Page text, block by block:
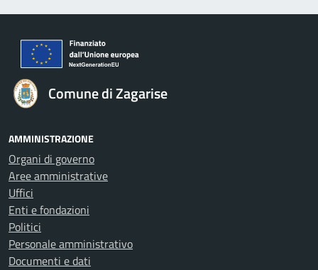
Comune di Zagarise
AMMINISTRAZIONE
Organi di governo
Aree amministrative
Uffici
Enti e fondazioni
Politici
Personale amministrativo
Documenti e dati